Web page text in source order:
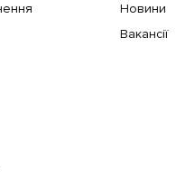
Новини
Вакансії